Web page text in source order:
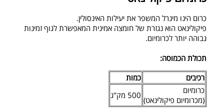
כרום הינו מינרל המשפר את יעילות האינסולין.
פיקולינאט הוא נגזרת של חומצה אמינית המאפשרת לגוף זמינות
גבוהה יותר לכרומיום.
תכולת הכמוסה:
רכיבים
כמות
כרומיום
(מכרומיום פיקולינאט) 500 מק"ג